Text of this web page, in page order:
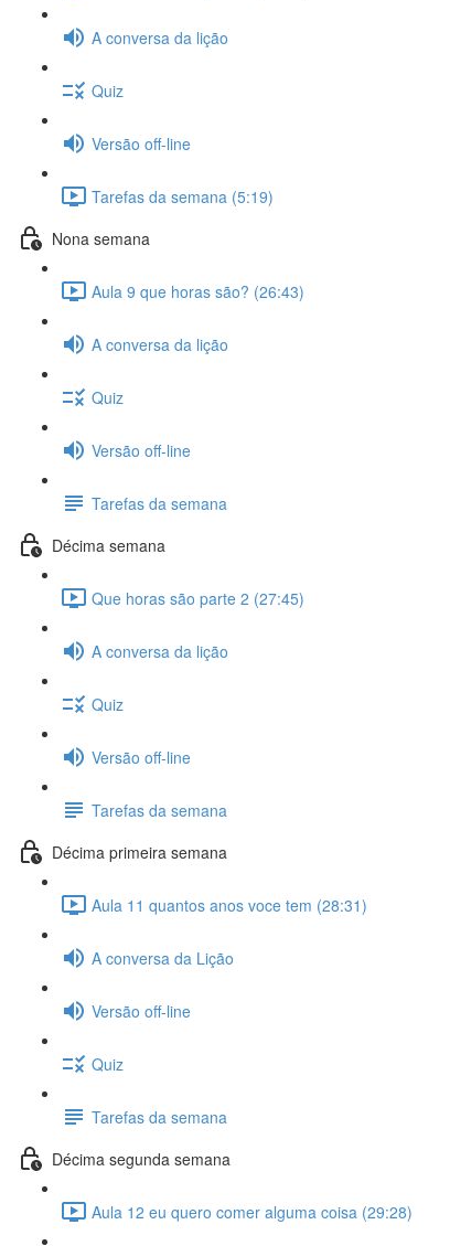
A conversa da lição
Quiz
Versão off-line
Tarefas da semana (5:19)
Nona semana
Aula 9 que horas são? (26:43)
A conversa da lição
Quiz
Versão off-line
Tarefas da semana
Décima semana
Que horas são parte 2 (27:45)
A conversa da lição
Quiz
Versão off-line
Tarefas da semana
Décima primeira semana
Aula 11 quantos anos voce tem (28:31)
A conversa da Lição
Versão off-line
Quiz
Tarefas da semana
Décima segunda semana
Aula 12 eu quero comer alguma coisa (29:28)